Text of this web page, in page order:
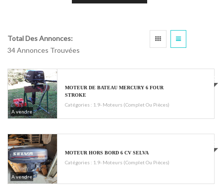
Total Des Annonces:
34 Annonces Trouvées
A vendre
€950
MOTEUR DE BATEAU MERCURY 6 FOUR
STROKE
Catégories : 1.9- Moteurs (complet Ou Pièces)
A vendre
€500
MOTEUR HORS BORD 6 CV SELVA
Catégories : 1.9- Moteurs (complet Ou Pièces)